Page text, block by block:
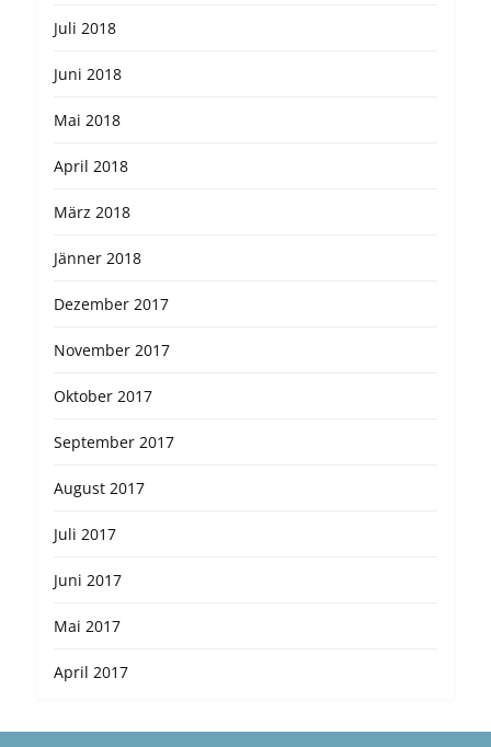
Juli 2018
Juni 2018
Mai 2018
April 2018
März 2018
Jänner 2018
Dezember 2017
November 2017
Oktober 2017
September 2017
August 2017
Juli 2017
Juni 2017
Mai 2017
April 2017